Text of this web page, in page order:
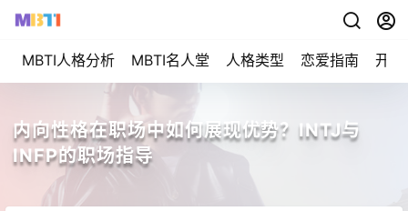
MBTI人格分析 MBTI名人堂 人格类型 恋爱指南 开始
内向性格在职场中如何展现优势？INTJ与
INFP的职场指导